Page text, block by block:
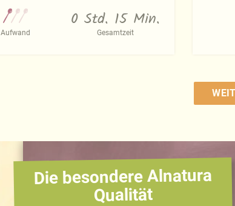
Aufwand
0 Std. 15 Min.
Gesamtzeit
Die besondere Alnatura
Qualität